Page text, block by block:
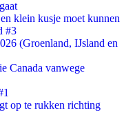
klein kusje moet kunnen
#3
(Groenland, IJsland en
Canada vanwege
op te rukken richting